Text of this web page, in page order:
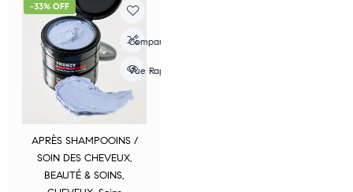
-33% OFF
Compare
Vue Rapide
APRÈS SHAMPOOINS /
SOIN DES CHEVEUX,
BEAUTÉ & SOINS,